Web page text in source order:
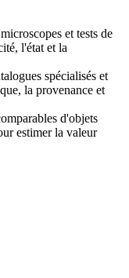
et tests de
l'état et la
spécialisés et
la provenance et
d'objets
estimer la valeur